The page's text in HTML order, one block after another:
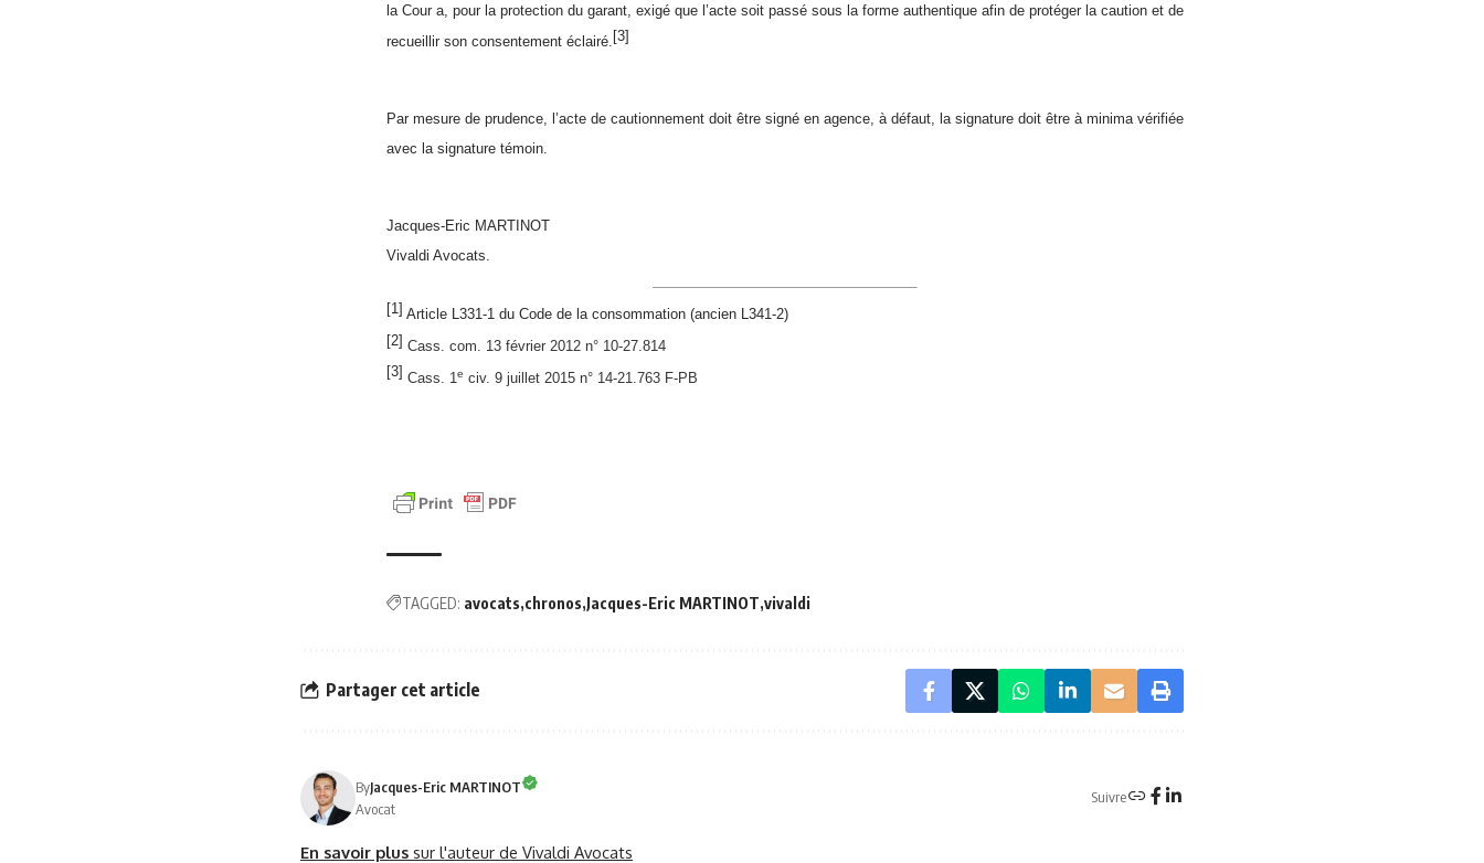
la Cour a, pour la protection du garant, exigé que l’acte soit passé sous la forme authentique afin de protéger la caution et de
recueillir son consentement éclairé. [3]
Par mesure de prudence, l’acte de cautionnement doit être signé en agence, à défaut, la signature doit être à minima vérifiée
avec la signature témoin.
Jacques-Eric MARTINOT
Vivaldi Avocats.
[1] Article L331-1 du Code de la consommation (ancien L341-2)
[2] Cass. com. 13 février 2012 n° 10-27.814
[3] Cass. 1e civ. 9 juillet 2015 n° 14-21.763 F-PB
TAGGED: avocats chronos Jacques-Eric MARTINOT vivaldi
Partager cet article
ByJacques-Eric MARTINOT
Avocat
Suivre
En savoir plus sur l'auteur de Vivaldi Avocats